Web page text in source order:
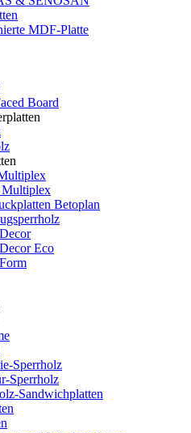
MDF-Platte
Board
Multiplex
Betoplan
Eco
Sperrholz
Sperrholz
Sandwichplatten